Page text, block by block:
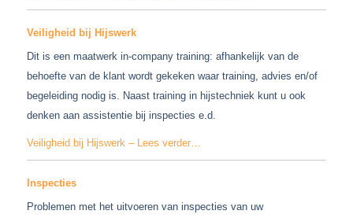
Veiligheid bij Hijswerk
Dit is een maatwerk in-company training: afhankelijk van de
behoefte van de klant wordt gekeken waar training, advies en/of
begeleiding nodig is. Naast training in hijstechniek kunt u ook
denken aan assistentie bij inspecties e.d.
Veiligheid bij Hijswerk – Lees verder…
Inspecties
Problemen met het uitvoeren van inspecties van uw